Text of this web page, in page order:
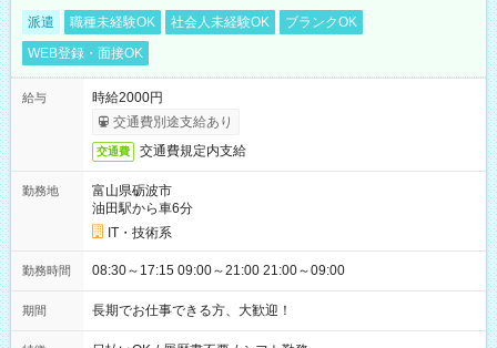
派遣 職種未経験OK 社会人未経験OK
ブランクOK
WEB登録・面接OK
給与
時給2000円
交通費別途支給あり
交通費 交通費規定内支給
勤務地
富山県砺波市
油田駅から車6分
IT・技術系
勤務時間 08:30～17:15 09:00～21:00 21:00～09:00
期間 長期でお仕事できる方、大歓迎！